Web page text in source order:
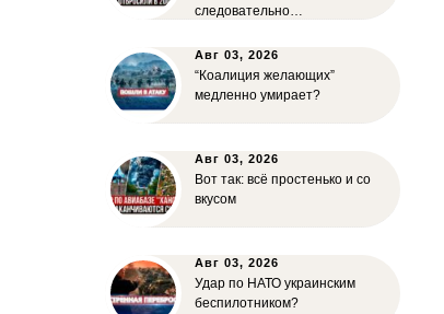
следовательно…
Авг 03, 2026
“Коалиция желающих”
медленно умирает?
Авг 03, 2026
Вот так: всё простенько и со
вкусом
Авг 03, 2026
Удар по НАТО украинским
беспилотником?